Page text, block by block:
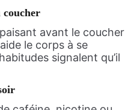
avant le coucher
le corps à se
signalent qu’il